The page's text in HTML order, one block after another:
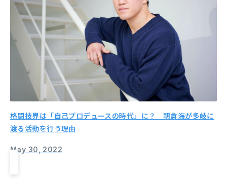
格闘技界は「自己プロデュースの時代」に？ 朝倉海が多岐に
渡る活動を行う理由
May 30, 2022